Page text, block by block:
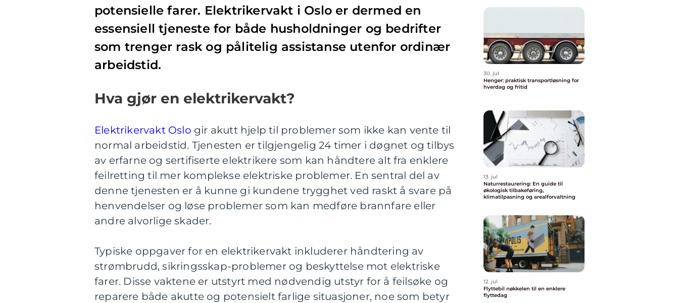
potensielle farer. Elektrikervakt i Oslo er dermed en
essensiell tjeneste for både husholdninger og bedrifter
som trenger rask og pålitelig assistanse utenfor ordinær
arbeidstid.
Hva gjør en elektrikervakt?
Elektrikervakt Oslo gir akutt hjelp til problemer som ikke kan vente til
normal arbeidstid. Tjenesten er tilgjengelig 24 timer i døgnet og tilbys
av erfarne og sertifiserte elektrikere som kan håndtere alt fra enklere
feilretting til mer komplekse elektriske problemer. En sentral del av
denne tjenesten er å kunne gi kundene trygghet ved raskt å svare på
henvendelser og løse problemer som kan medføre brannfare eller
andre alvorlige skader.
Typiske oppgaver for en elektrikervakt inkluderer håndtering av
strømbrudd, sikringsskap-problemer og beskyttelse mot elektriske
farer. Disse vaktene er utstyrt med nødvendig utstyr for å feilsøke og
reparere både akutte og potensielt farlige situasjoner, noe som betyr
30. jul
Henger: praktisk transportløsning for
hverdag og fritid
13. jul
Naturrestaurering: En guide til
økologisk tilbakeføring,
klimatilpasning og arealforvaltning
12. jul
Flyttebil nøkkelen til en enklere
flyttedag